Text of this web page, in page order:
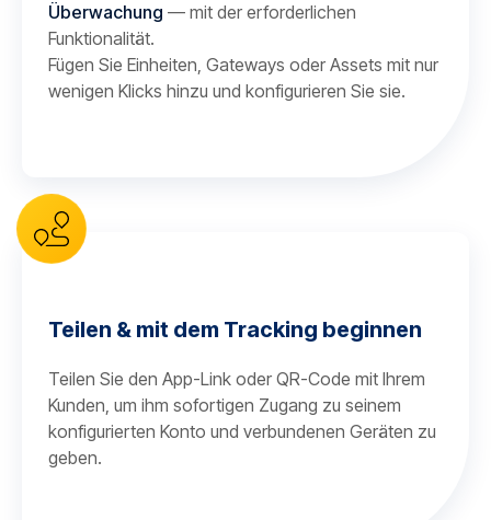
Überwachung — mit der erforderlichen
Funktionalität.
Fügen Sie Einheiten, Gateways oder Assets mit nur
wenigen Klicks hinzu und konfigurieren Sie sie.
Teilen & mit dem Tracking beginnen
Teilen Sie den App-Link oder QR-Code mit Ihrem
Kunden, um ihm sofortigen Zugang zu seinem
konfigurierten Konto und verbundenen Geräten zu
geben.